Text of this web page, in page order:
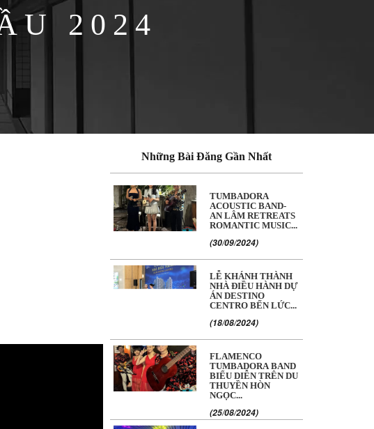
2024
Những Bài Đăng Gần Nhất
TUMBADORA
ACOUSTIC BAND-
AN LÂM RETREATS
ROMANTIC MUSIC...
(30/09/2024)
LỄ KHÁNH THÀNH
NHÀ ĐIỀU HÀNH DỰ
ÁN DESTINO
CENTRO BẾN LỨC...
(18/08/2024)
FLAMENCO
TUMBADORA BAND
BIỂU DIỄN TRÊN DU
THUYỀN HÒN
NGỌC...
(25/08/2024)